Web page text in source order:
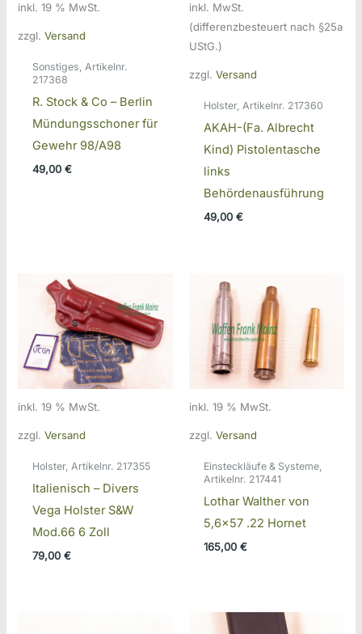
inkl. 19 % MwSt.
zzgl.Versand
Sonstiges, Artikelnr.
217368
R. Stock & Co – Berlin
Mündungsschoner für
Gewehr 98/A98
49,00 €
inkl. MwSt.
(differenzbesteuert nach §25a
UStG.)
zzgl. Versand
Holster, Artikelnr. 217360
AKAH-(Fa. Albrecht
Kind) Pistolentasche
links
Behördenausführung
49,00 €
inkl. 19 % MwSt.
zzgl.Versand
Holster, Artikelnr. 217355
Italienisch – Divers
Vega Holster S&W
Mod.66 6 Zoll
79,00 €
inkl. 19 % MwSt.
zzgl. Versand
Einsteckläufe & Systeme,
Artikelnr. 217441
Lothar Walther von
5,6×57 .22 Hornet
165,00 €